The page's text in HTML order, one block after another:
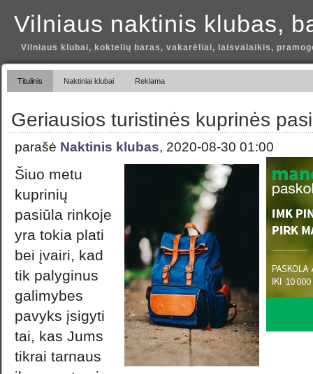
Vilniaus naktinis klubas,
Vilniaus klubai, koktelių baras, vakarėliai, laisvalaikis,
Titulinis Naktiniai klubai Reklama
Geriausios turistinės kuprinės
parašė Naktinis klubas, 2020-08-30 01:00
Šiuo metu
kuprinių
pasiūla rinkoje
yra tokia plati
bei įvairi, kad
tik palyginus
galimybes
pavyks įsigyti
tai, kas Jums
tikrai tarnaus